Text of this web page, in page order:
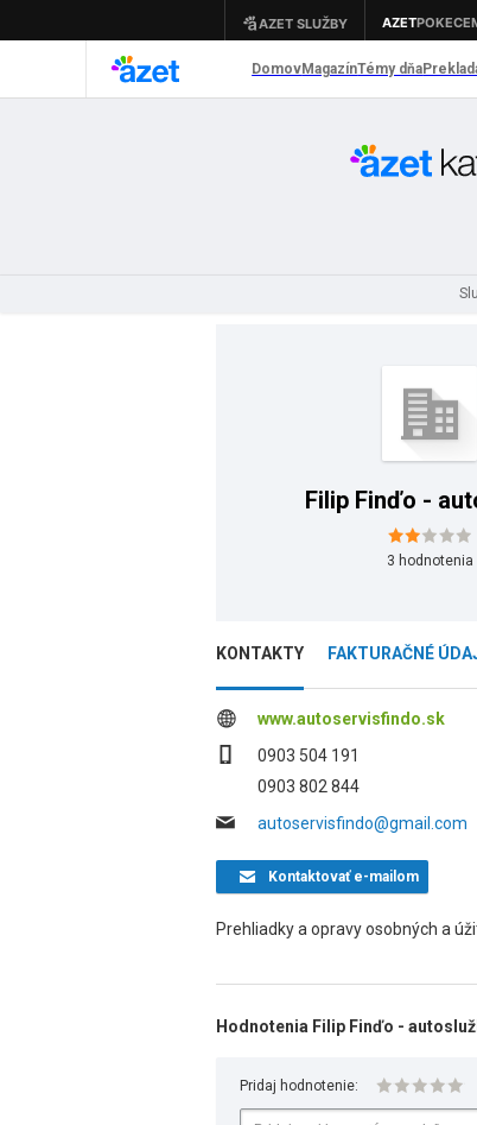
Filip Finďo -
3 hodnotenia
KONTAKTY FAKTURAČNÉ
www.autoservisfindo.sk
0903 504 191
0903 802 844
autoservisfindo@gmail.com
Kontaktovaťe-mailom
Prehliadky a opravy osobných a
Hodnotenia Filip Finďo -
Pridaj hodnotenie: